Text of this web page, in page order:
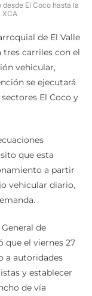
El Coco hasta la
XCA
de El Valle
tres carriles con el
vehicular,
se ejecutará
El Coco y
que esta
a partir
vehicular diario,
de
que el viernes 27
a autoridades
y establecer
de vía